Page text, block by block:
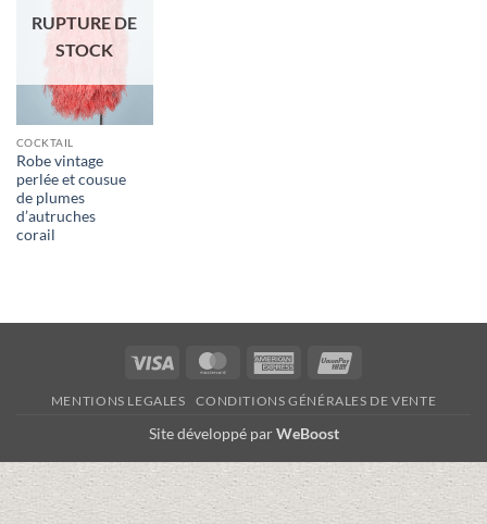
RUPTURE DE
STOCK
COCKTAIL
Robe vintage
perlée et cousue
de plumes
d’autruches
corail
Visa MasterCardAmerican
MENTIONS LEGALES CONDITIONS GÉNÉRALES DE VENTE
Site développé parWeBoost